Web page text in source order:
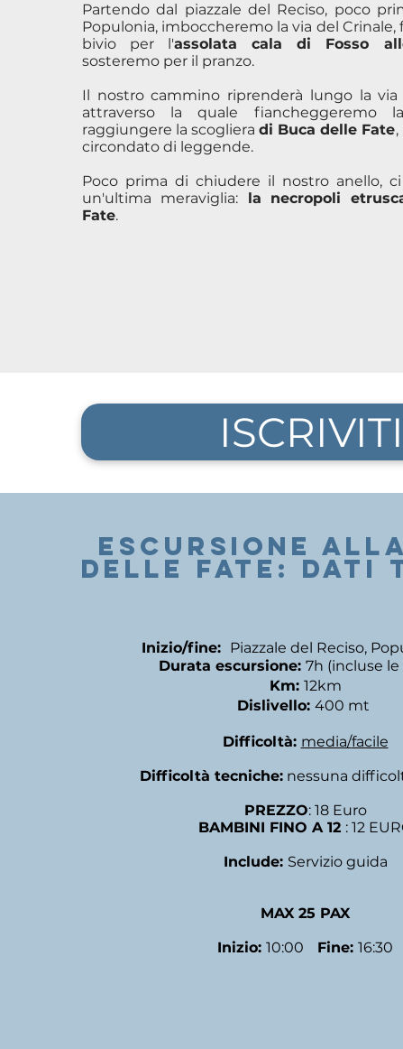
Partendo dal piazzale del Reciso, poco
Populonia, imboccheremo la via del
bivio per l'assolata cala di Fosso
sosteremo per il pranzo.
Il nostro cammino riprenderà lungo la via
attraverso la quale fiancheggeremo
raggiungere la scoglieradi Buca delle Fate
circondato di leggende.
Poco prima di chiudere il nostro anello,
un'ultima meraviglia:la necropoli
Fate.
ISCRIVITI
escursione
delle fate: DATI
Inizio/fine: Piazzale del Reciso,
Durata escursione: 7h (incluse le
Km: 12km
Dislivello: 400 mt
Difficoltà: media/facile
Difficoltà tecniche:nessuna
PREZZO: 18 Euro
BAMBINI FINO A 12 : 12
Include: Servizio guida
MAX 25 PAX
Inizio: 10:00 Fine: 16:30